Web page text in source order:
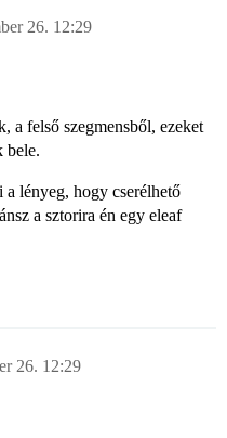
26. 12:29
a felső szegmensből, ezeket
bele.
lényeg, hogy cserélhető
a sztorira én egy eleaf
26. 12:29